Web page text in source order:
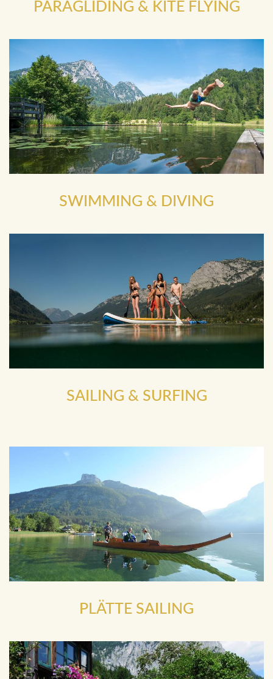
PARAGLIDING & KITE FLYING
SWIMMING & DIVING
SAILING & SURFING
PLÄTTE SAILING